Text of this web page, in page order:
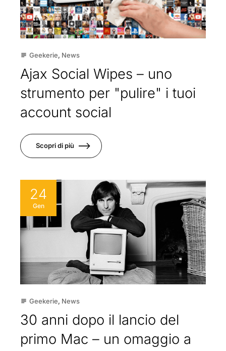
subject Geekerie, News
Ajax Social Wipes – uno
strumento per "pulire" i tuoi
account social
Scopri di più
24
Gen
subject Geekerie, News
30 anni dopo il lancio del
primo Mac – un omaggio a